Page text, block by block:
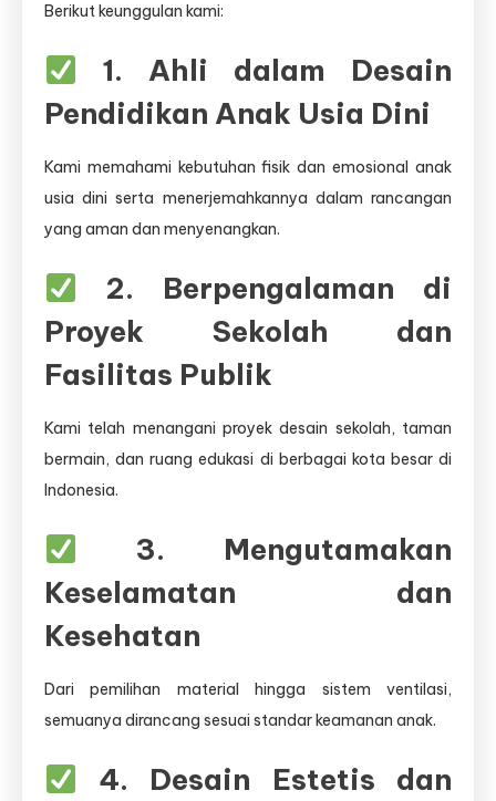
Berikut keunggulan kami:
1. Ahli dalam Desain
Pendidikan Anak Usia Dini
Kami memahami kebutuhan fisik dan emosional anak
usia dini serta menerjemahkannya dalam rancangan
yang aman dan menyenangkan.
2. Berpengalaman di
Proyek Sekolah dan
Fasilitas Publik
Kami telah menangani proyek desain sekolah, taman
bermain, dan ruang edukasi di berbagai kota besar di
Indonesia.
3. Mengutamakan
Keselamatan dan
Kesehatan
Dari pemilihan material hingga sistem ventilasi,
semuanya dirancang sesuai standar keamanan anak.
4. Desain Estetis dan